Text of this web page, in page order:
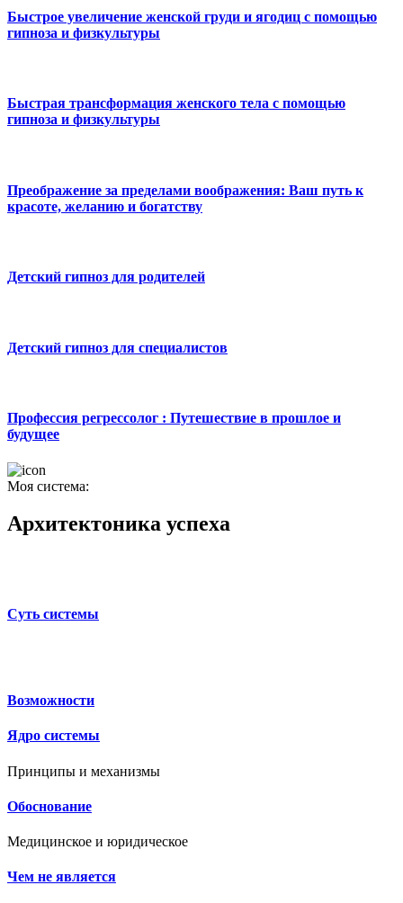
Быстрое увеличение женской груди и ягодиц с помощью
гипноза и физкультуры
Быстрая трансформация женского тела с помощью
гипноза и физкультуры
Преображение за пределами воображения: Ваш путь к
красоте, желанию и богатству
Детский гипноз для родителей
Детский гипноз для специалистов
Профессия регрессолог : Путешествие в прошлое и
будущее
Моя система:
Архитектоника успеха
Суть системы
Возможности
Ядро системы
Принципы и механизмы
Обоснование
Медицинское и юридическое
Чем не является